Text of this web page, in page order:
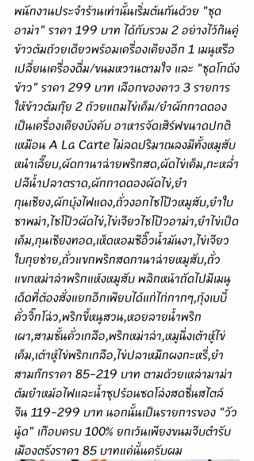
พนักงานประจำร้านเท่านั้นเริ่มต้นกันด้วย "ชุด
อาม่า" ราคา 199 บาท ได้กับรวม 2 อย่างไว้กินคู่
ข้าวต้มถ้วยเดียวพร้อมเครื่องเคียงอีก 1 เมนูหรือ
เปลี่ยนเครื่องดื่ม/ขนมหวานตามใจ และ "ชุดโกดัง
ข้าว" ราคา 299 บาท เลือกของคาว 3 รายการ
ให้ข้าวต้มกุ๊ย 2 ถ้วยแถมไข่เค็ม/ยำผักกาดดอง
เป็นเครื่องเคียงบังคับ อาหารจัดเสิร์ฟขนาดปกติ
เหมือน A La Carte ไม่ลดปริมาณลงมีทั้งหมูสับ
หนำเลี๊ยบ,ผัดกานาฉ่ายพริกสด,ผัดไข่เค็ม,กะหล่ำ
ปลีน้ำปลาตราด,ผักกาดดองผัดไข่,ยำ
กุนเชียง,ผักบุ้งไฟแดง,ถั่วงอกไชโป๊วหมูสับ,ยำใบ
ชาพม่า,ไชโป๊วผัดไข่,ไข่เจียวไชโป๊วอาม่า,ยำไข่เป็ด
เค็ม,กุนเชียงทอด,เห็ดหอมซีอิ๊วน้ำมันงา,ไข่เจียว
ใบกุยช่าย,ถั่วแขกพริกสดกานาฉ่ายหมูสับ,ถั่ว
แขกหม่าล่าพริกแห้งหมูสับ พลิกหน้าถัดไปมีเมนู
เด็ดที่ต้องสั่งแยกอีกเพียบได้แก่ไก่กากๆ,กุ้งเบบี้
คั่วจิ๊กโฉ่ว,พริกขี้หนูสวน,หอยลายน้ำพริก
เผา,สามชั้นคั่วเกลือ,พริกหม่าล่า,หมูนึ่งเต้าหู้ไข่
เค็ม,เต้าหู้ไข่พริกเกลือ,ไข่ปลาหมึกผงกะหรี่,ยำ
สามก๊กราคา 85-219 บาท ตามด้วยเหล่ามาม่า
ต้มยำหม้อไฟและน้ำซุปร้อนซดโล่งสดชื่นสไตล์
จีน 119-299 บาท นอกนั้นเป็นรายการของ "วัว
นู้ด" เกือบครบ 100% ยกเว้นเพียงขนมจีบตำรับ
เมืองตรังราคา 85 บาทแค่นั้นครับผม